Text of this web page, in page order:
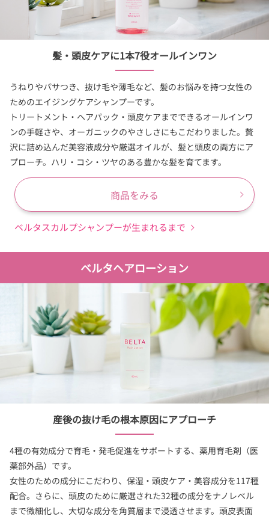
髪・頭皮ケアに1本7役オールインワン
うねりやパサつき、抜け毛や薄毛など、髪のお悩みを持つ女性の
ためのエイジングケアシャンプーです。
トリートメント・ヘアパック・頭皮ケアまでできるオールインワ
ンの手軽さや、オーガニックのやさしさにもこだわりました。贅
沢に詰め込んだ美容液成分や厳選オイルが、髪と頭皮の両方にア
プローチ。ハリ・コシ・ツヤのある豊かな髪を育てます。
商品をみる
ベルタスカルプシャンプーが生まれるまで
ベルタヘアローション
産後の抜け毛の根本原因にアプローチ
4種の有効成分で育毛・発毛促進をサポートする、薬用育毛剤（医
薬部外品）です。
女性のための成分にこだわり、保湿・頭皮ケア・美容成分を117種
配合。さらに、頭皮のために厳選された32種の成分をナノレベル
まで微細化し、大切な成分を角質層まで浸透させます。頭皮表面